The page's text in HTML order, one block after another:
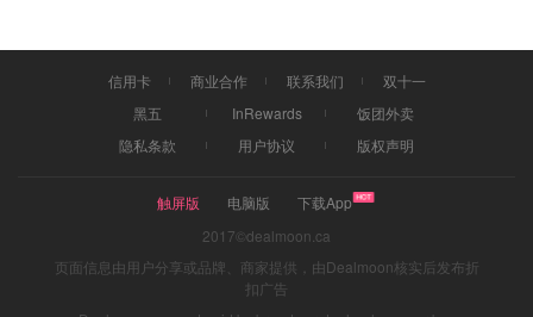
信用卡 商业合作 联系我们
双十一
黑五
InRewards
饭团外卖
隐私条款
用户协议 版权声明
触屏版 电脑版
下载App
2017©dealmoon.ca
页面信息由用户分享或品牌、商家提供，由Dealmoon核实后发布折
扣广告